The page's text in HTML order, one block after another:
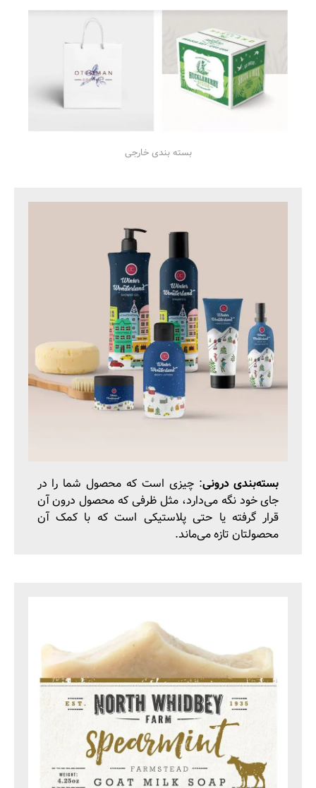
بسته بندی خارجی
بسته‌بندی درونی: چیزی است که محصول شما را در
جای خود نگه می‌دارد، مثل ظرفی که محصول درون آن
قرار گرفته یا حتی پلاستیکی است که با کمک آن
محصولتان تازه می‌ماند.